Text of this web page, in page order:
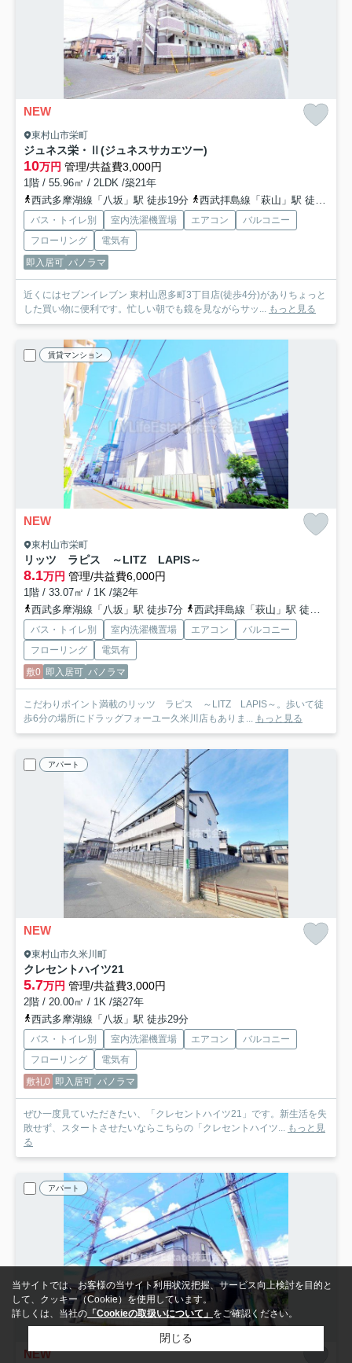
NEW
東村山市栄町
ジュネス栄・Ⅱ(ジュネスサカエツー)
10万円 管理/共益費3,000円
1階 / 55.96㎡ / 2LDK /築21年
西武多摩湖線「八坂」駅 徒歩19分
西武拝島線「萩山」駅 徒歩21分
バス・トイレ別 室内洗濯機置場 エアコン
バルコニー
フローリング
電気有
即入居可 パノラマ
近くにはセブンイレブン 東村山恩多町3丁目店(徒歩4分)がありちょっと
した買い物に便利です。忙しい朝でも鏡を見ながらサッ...
もっと見る
賃貸マンション
NEW
東村山市栄町
リッツ ラピス ～LITZ LAPIS～
8.1万円 管理/共益費6,000円
1階 / 33.07㎡ / 1K /築2年
西武多摩湖線「八坂」駅 徒歩7分
西武拝島線「萩山」駅 徒歩20分
バス・トイレ別 室内洗濯機置場 エアコン
バルコニー
フローリング
電気有
敷0 即入居可 パノラマ
こだわりポイント満載のリッツ ラピス ～LITZ LAPIS～。歩いて徒
歩6分の場所にドラッグフォーユー久米川店もありま...
もっと見る
アパート
NEW
東村山市久米川町
クレセントハイツ21
5.7万円 管理/共益費3,000円
2階 / 20.00㎡ / 1K /築27年
西武多摩湖線「八坂」駅 徒歩29分
バス・トイレ別 室内洗濯機置場 エアコン
バルコニー
フローリング
電気有
敷礼0 即入居可 パノラマ
ぜひ一度見ていただきたい、「クレセントハイツ21」です。新生活を失
敗せず、スタートさせたいならこちらの「クレセントハイツ... もっと見
る
アパート
NEW
当サイトでは、お客様の当サイト利用状況把握、サービス向上検討を目的と
して、クッキー（Cookie）を使用しています。
詳しくは、当社の 「Cookieの取扱いについて」 をご確認ください。
閉じる